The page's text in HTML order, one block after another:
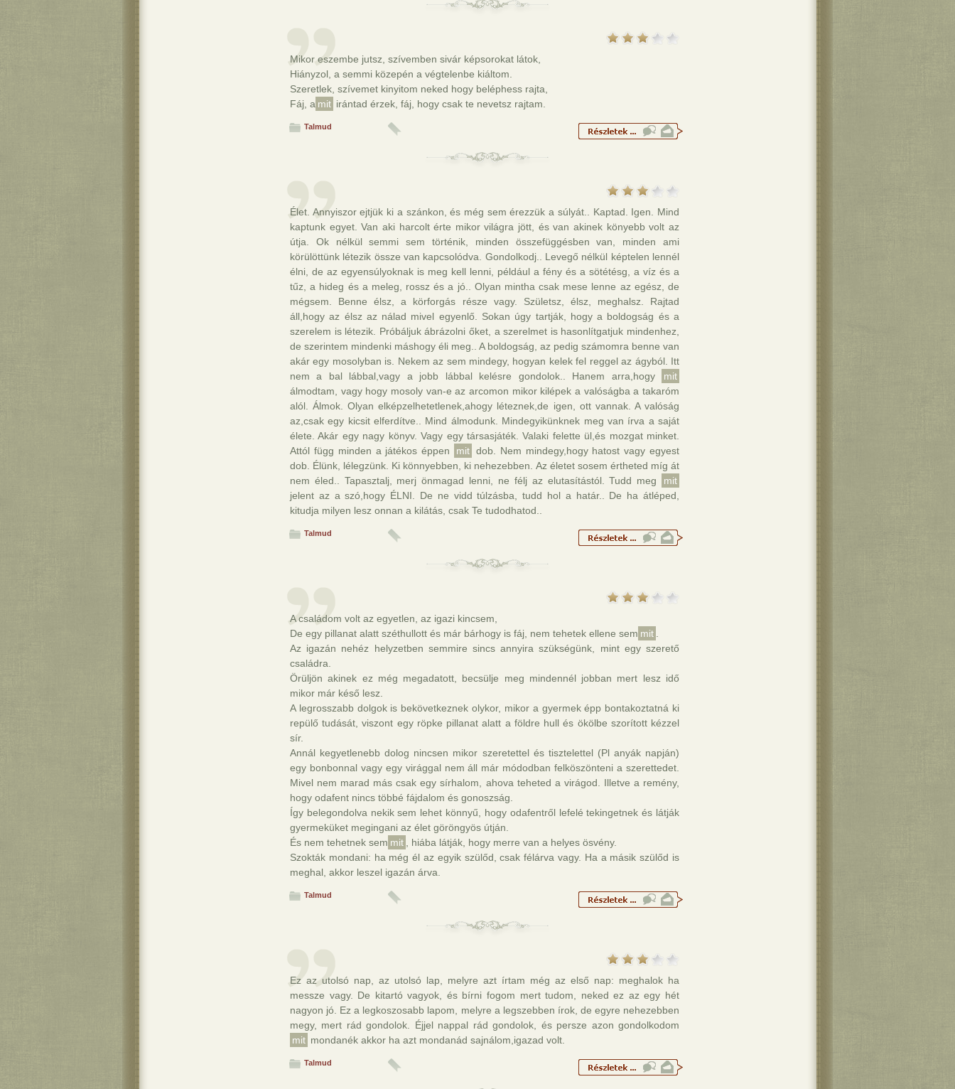
Mikor eszembe jutsz, szívemben sivár képsorokat látok,
Hiányzol, a semmi közepén a végtelenbe kiáltom.
Szeretlek, szívemet kinyitom neked hogy beléphess rajta,
Fáj, a mit irántad érzek, fáj, hogy csak te nevetsz rajtam.
Talmud
Élet. Annyiszor ejtjük ki a szánkon, és még sem érezzük a súlyát.. Kaptad. Igen. Mind
kaptunk egyet. Van aki harcolt érte mikor világra jött, és van akinek könyebb volt az
útja. Ok nélkül semmi sem történik, minden összefüggésben van, minden ami
körülöttünk létezik össze van kapcsolódva. Gondolkodj.. Levegő nélkül képtelen lennél
élni, de az egyensúlyoknak is meg kell lenni, például a fény és a sötétésg, a víz és a
tűz, a hideg és a meleg, rossz és a jó.. Olyan mintha csak mese lenne az egész, de
mégsem. Benne élsz, a körforgás része vagy. Születsz, élsz, meghalsz. Rajtad
áll,hogy az élsz az nálad mivel egyenlő. Sokan úgy tartják, hogy a boldogság és a
szerelem is létezik. Próbáljuk ábrázolni őket, a szerelmet is hasonlítgatjuk mindenhez,
de szerintem mindenki máshogy éli meg.. A boldogság, az pedig számomra benne van
akár egy mosolyban is. Nekem az sem mindegy, hogyan kelek fel reggel az ágyból. Itt
nem a bal lábbal,vagy a jobb lábbal kelésre gondolok.. Hanem arra,hogy
mit
álmodtam, vagy hogy mosoly van-e az arcomon mikor kilépek a valóságba a takaróm
alól. Álmok. Olyan elképzelhetetlenek,ahogy léteznek,de igen, ott vannak. A valóság
az,csak egy kicsit elferdítve.. Mind álmodunk. Mindegyikünknek meg van írva a saját
élete. Akár egy nagy könyv. Vagy egy társasjáték. Valaki felette ül,és mozgat minket.
Attól függ minden a játékos éppen
mit dob. Nem mindegy,hogy hatost vagy egyest
dob. Élünk, lélegzünk. Ki könnyebben, ki nehezebben. Az életet sosem értheted míg át
nem éled.. Tapasztalj, merj önmagad lenni, ne félj az elutasítástól. Tudd meg
mit
jelent az a szó,hogy ÉLNI. De ne vidd túlzásba, tudd hol a határ.. De ha átléped,
kitudja milyen lesz onnan a kilátás, csak Te tudodhatod..
Talmud
A családom volt az egyetlen, az igazi kincsem,
De egy pillanat alatt széthullott és már bárhogy is fáj, nem tehetek ellene sem mit
Az igazán nehéz helyzetben semmire sincs annyira szükségünk, mint egy szerető
családra.
Örüljön akinek ez még megadatott, becsülje meg mindennél jobban mert lesz idő
mikor már késő lesz.
A legrosszabb dolgok is bekövetkeznek olykor, mikor a gyermek épp bontakoztatná ki
repülő tudását, viszont egy röpke pillanat alatt a földre hull és ökölbe szorított kézzel
sír.
Annál kegyetlenebb dolog nincsen mikor szeretettel és tisztelettel (Pl anyák napján)
egy bonbonnal vagy egy virággal nem áll már módodban felköszönteni a szerettedet.
Mivel nem marad más csak egy sírhalom, ahova teheted a virágod. Illetve a remény,
hogy odafent nincs többé fájdalom és gonoszság.
Így belegondolva nekik sem lehet könnyű, hogy odafentről lefelé tekingetnek és látják
gyermeküket megingani az élet göröngyös útján.
És nem tehetnek sem mit
, hiába látják, hogy merre van a helyes ösvény.
Szokták mondani: ha még él az egyik szülőd, csak félárva vagy. Ha a másik szülőd is
meghal, akkor leszel igazán árva.
Talmud
Ez az utolsó nap, az utolsó lap, melyre azt írtam még az első nap: meghalok ha
messze vagy. De kitartó vagyok, és bírni fogom mert tudom, neked ez az egy hét
nagyon jó. Ez a legkoszosabb lapom, melyre a legszebben írok, de egyre nehezebben
megy, mert rád gondolok. Éjjel nappal rád gondolok, és persze azon gondolkodom
mit mondanék akkor ha azt mondanád sajnálom,igazad volt.
Talmud